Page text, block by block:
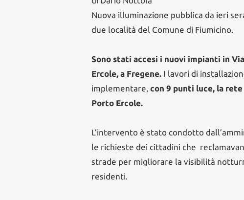
Nuova illuminazione pubblica da ieri
due località del Comune di Fiumicino.
Sono stati accesi i nuovi impianti in
Ercole, a Fregene. I lavori di
implementare, con 9 punti luce, la rete
Porto Ercole.
L’intervento è stato condotto
le richieste dei cittadini che
strade per migliorare la visibilità
residenti.